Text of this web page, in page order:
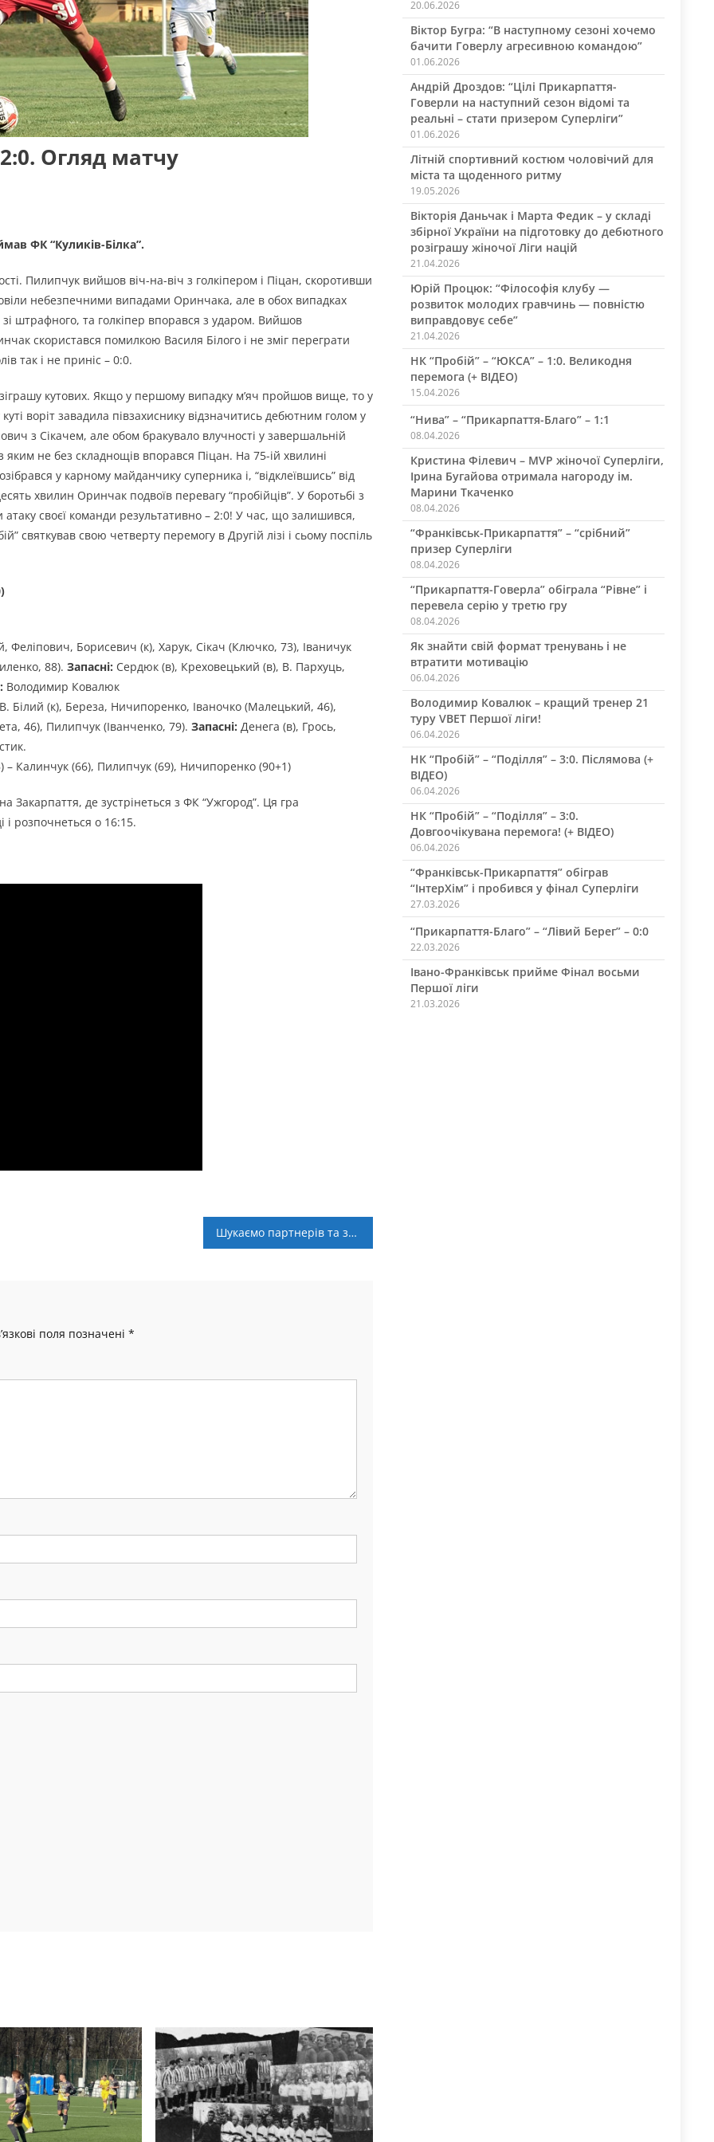
2:0. Огляд матчу
ФК “Куликів-Білка”.
Пилипчук вийшов віч-на-віч з голкіпером і Піцан, скоротивши
небезпечними випадами Оринчака, але в обох випадках
штрафного, та голкіпер впорався з ударом. Вийшов
скористався помилкою Василя Білого і не зміг переграти
так і не приніс – 0:0.
кутових. Якщо у першому випадку м’яч пройшов вище, то у
воріт завадила півзахиснику відзначитись дебютним голом у
з Сікачем, але обом бракувало влучності у завершальній
яким не без складнощів впорався Піцан. На 75-ій хвилині
у карному майданчику суперника і, “відклеївшись” від
хвилин Оринчак подвоїв перевагу “пробійців”. У боротьбі з
своєї команди результативно – 2:0! У час, що залишився,
святкував свою четверту перемогу в Другій лізі і сьому поспіль
Феліпович, Борисевич (к), Харук, Сікач (Ключко, 73), Іваничук
88). Запасні: Сердюк (в), Креховецький (в), В. Пархуць,
Володимир Ковалюк
Білий (к), Береза, Ничипоренко, Іваночко (Малецький, 46),
46), Пилипчук (Іванченко, 79). Запасні: Денега (в), Грось,
– Калинчук (66), Пилипчук (69), Ничипоренко (90+1)
Закарпаття, де зустрінеться з ФК “Ужгород”. Ця гра
і розпочнеться о 16:15.
Шукаємо партнерів та запрошуємо до співпраці!
поля позначені *
20.06.2026
Віктор Бугра: “В наступному сезоні хочемо
бачити Говерлу агресивною командою”
01.06.2026
Андрій Дроздов: “Цілі Прикарпаття-
Говерли на наступний сезон відомі та
реальні – стати призером Суперліги”
01.06.2026
Літній спортивний костюм чоловічий для
міста та щоденного ритму
19.05.2026
Вікторія Даньчак і Марта Федик – у складі
збірної України на підготовку до дебютного
розіграшу жіночої Ліги націй
21.04.2026
Юрій Процюк: “Філософія клубу —
розвиток молодих гравчинь — повністю
виправдовує себе”
21.04.2026
НК “Пробій” – “ЮКСА” – 1:0. Великодня
перемога (+ ВІДЕО)
15.04.2026
“Нива” – “Прикарпаття-Благо” – 1:1
08.04.2026
Кристина Філевич – MVP жіночої Суперліги,
Ірина Бугайова отримала нагороду ім.
Марини Ткаченко
08.04.2026
“Франківськ-Прикарпаття” – “срібний”
призер Суперліги
08.04.2026
“Прикарпаття-Говерла” обіграла “Рівне” і
перевела серію у третю гру
08.04.2026
Як знайти свій формат тренувань і не
втратити мотивацію
06.04.2026
Володимир Ковалюк – кращий тренер 21
туру VBET Першої ліги!
06.04.2026
НК “Пробій” – “Поділля” – 3:0. Післямова (+
ВІДЕО)
06.04.2026
НК “Пробій” – “Поділля” – 3:0.
Довгоочікувана перемога! (+ ВІДЕО)
06.04.2026
“Франківськ-Прикарпаття” обіграв
“ІнтерХім” і пробився у фінал Суперліги
27.03.2026
“Прикарпаття-Благо” – “Лівий Берег” – 0:0
22.03.2026
Івано-Франківськ прийме Фінал восьми
Першої ліги
21.03.2026